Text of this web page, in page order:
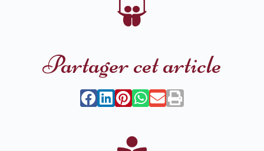
Partager cet article